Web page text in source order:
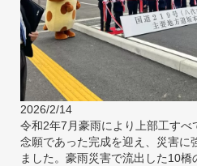
2026/2/14
令和2年7月豪雨により上部工す
念願であった完成を迎え、災害に
ました。豪雨災害で流出した10